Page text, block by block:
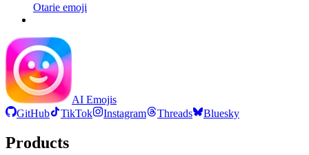
Otarie emoji
AI Emojis
GitHub
TikTok Instagram Threads Bluesky
Products